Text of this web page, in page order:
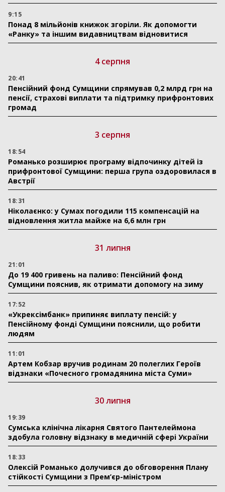
9:15
Понад 8 мільйонів книжок згоріли. Як допомогти
«Ранку» та іншим видавництвам відновитися
4 серпня
20:41
Пенсійний фонд Сумщини спрямував 0,2 млрд грн на
пенсії, страхові виплати та підтримку прифронтових
громад
3 серпня
18:54
Романько розширює програму відпочинку дітей із
прифронтової Сумщини: перша група оздоровилася в
Австрії
18:31
Ніколаєнко: у Сумах погодили 115 компенсацій на
відновлення житла майже на 6,6 млн грн
31 липня
21:01
До 19 400 гривень на паливо: Пенсійний фонд
Сумщини пояснив, як отримати допомогу на зиму
17:52
«Укрексімбанк» припиняє виплату пенсій: у
Пенсійному фонді Сумщини пояснили, що робити
людям
11:01
Артем Кобзар вручив родинам 20 полеглих Героїв
відзнаки «Почесного громадянина міста Суми»
30 липня
19:39
Сумська клінічна лікарня Святого Пантелеймона
здобула головну відзнаку в медичній сфері України
18:33
Олексій Романько долучився до обговорення Плану
стійкості Сумщини з Прем’єр-міністром